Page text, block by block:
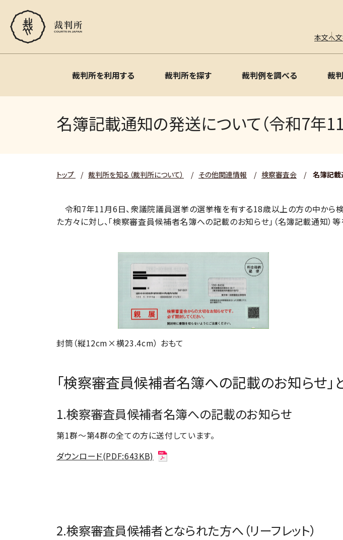
本文へ
裁判所を利用する 裁判所を探す 裁判例を調べる 裁
名簿記載通知の発送について（令和7年11
トップ / 裁判所を知る（裁判所について） / その他関連情報 / 検察審査会 / 名簿記載
令和7年11月6日、衆議院議員選挙の選挙権を有する18歳以上の方の中から
た方々に対し、「検察審査員候補者名簿への記載のお知らせ」（名簿記載通知）等
封筒（縦12cm×横23.4cm） おもて
「検察審査員候補者名簿への記載のお知らせ」
1.検察審査員候補者名簿への記載のお知らせ
第1群～第4群の全ての方に送付しています。
ダウンロード(PDF:643KB)
2.検察審査員候補者となられた方へ（リーフレット）